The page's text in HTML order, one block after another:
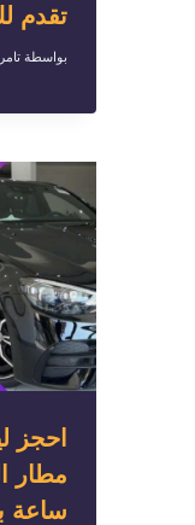
تقدم
بواسطة
احجز
ساعة